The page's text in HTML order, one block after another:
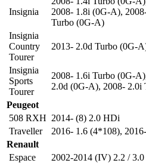
Insignia
2008- 1.8i (0G-A),
Turbo (0G-A)
Insignia
Country
Tourer
2013- 2.0d Turbo (0G-
Insignia
Sports
Tourer
2008- 1.6i Turbo (0G-A)
2.0d (0G-A), 2008- 2.0i
Peugeot
508 RXH 2014- (8) 2.0 HDi
Traveller
2016- 1.6 (4*108),
Renault
Espace
2002-2014 (IV) 2.2 / 3.0